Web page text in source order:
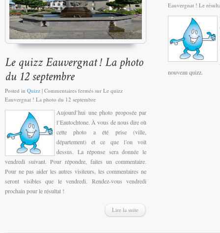
Posted in Quizz | Commentaires fermés sur Le quizz
Eauvergnat ! La photo du 12 septembre
Aujourd’hui une photo proposée par
l’Eautochtone. À vous de nous dire où
cette photo a été prise (ville,
département) et ce que l’on voit
dessus. La réponse sera donnée le
vendredi suivant. Pour répondre, faites un commentaire.
Pour ne pas aider les autres visiteurs, les commentaires ne
seront visibles que le vendredi. Rendez-vous vendredi
prochain pour le résultat !
Lire la suite
Eauvergnat ! Le
nouveau quizz.